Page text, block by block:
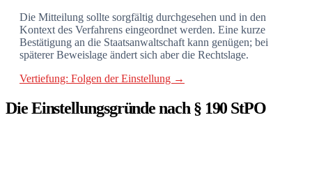
Die Mitteilung sollte sorgfältig durchgesehen und in den
Kontext des Verfahrens eingeordnet werden. Eine kurze
Bestätigung an die Staatsanwaltschaft kann genügen; bei
späterer Beweislage ändert sich aber die Rechtslage.
Vertiefung: Folgen der Einstellung →
Die Einstellungsgründe nach § 190 StPO